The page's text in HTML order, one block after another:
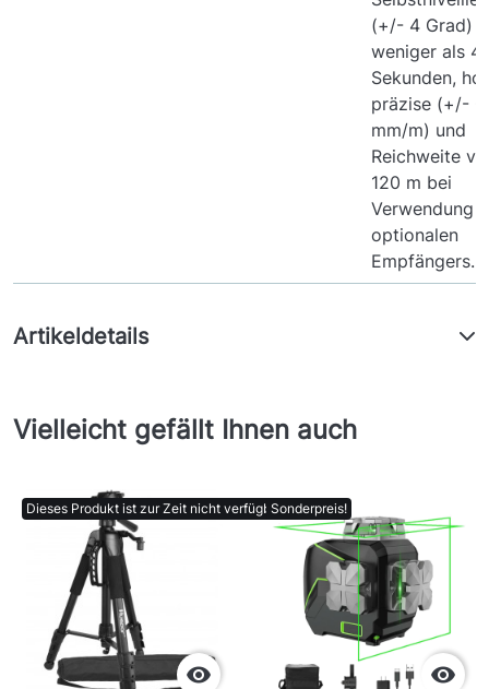
(+/- 4 Grad)
weniger als 4
Sekunden,
präzise (+/-
mm/m) und
Reichweite
120 m bei
Verwendung
optionalen
Empfängers.
Artikeldetails
Vielleicht gefällt Ihnen auch
Dieses Produkt ist zur Zeit nicht verfügbar.

Sonderpreis!
